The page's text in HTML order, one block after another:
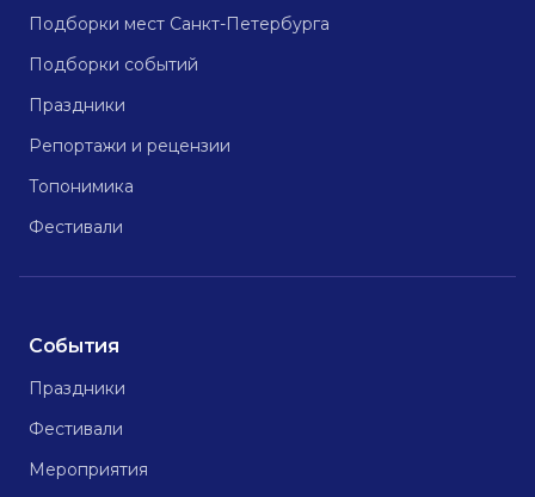
Подборки мест Санкт-Петербурга
Подборки событий
Праздники
Репортажи и рецензии
Топонимика
Фестивали
События
Праздники
Фестивали
Мероприятия